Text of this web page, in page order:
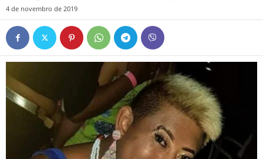
4 de novembro de 2019